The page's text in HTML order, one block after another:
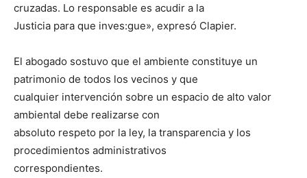
cruzadas. Lo responsable es acudir a la
Justicia para que inves:gue», expresó Clapier.
El abogado sostuvo que el ambiente constituye un
patrimonio de todos los vecinos y que
cualquier intervención sobre un espacio de alto valor
ambiental debe realizarse con
absoluto respeto por la ley, la transparencia y los
procedimientos administrativos
correspondientes.